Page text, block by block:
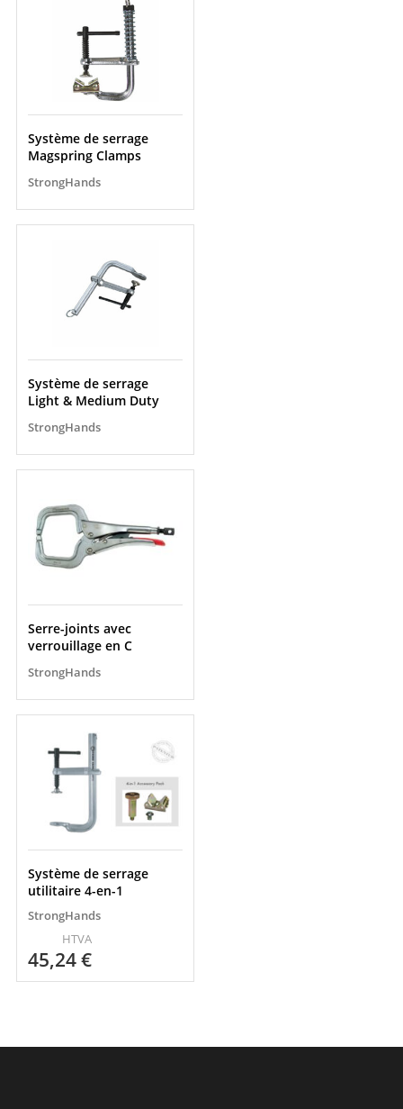
Système de serrage
Magspring Clamps
StrongHands
Système de serrage
Light & Medium Duty
StrongHands
Serre-joints avec
verrouillage en C
StrongHands
Système de serrage
utilitaire 4-en-1
StrongHands
45,24€
HTVA